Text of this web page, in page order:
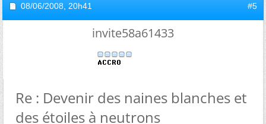
08/06/2008, 20h41 #5
invite58a61433
Re : Devenir des naines blanches et
des étoiles à neutrons